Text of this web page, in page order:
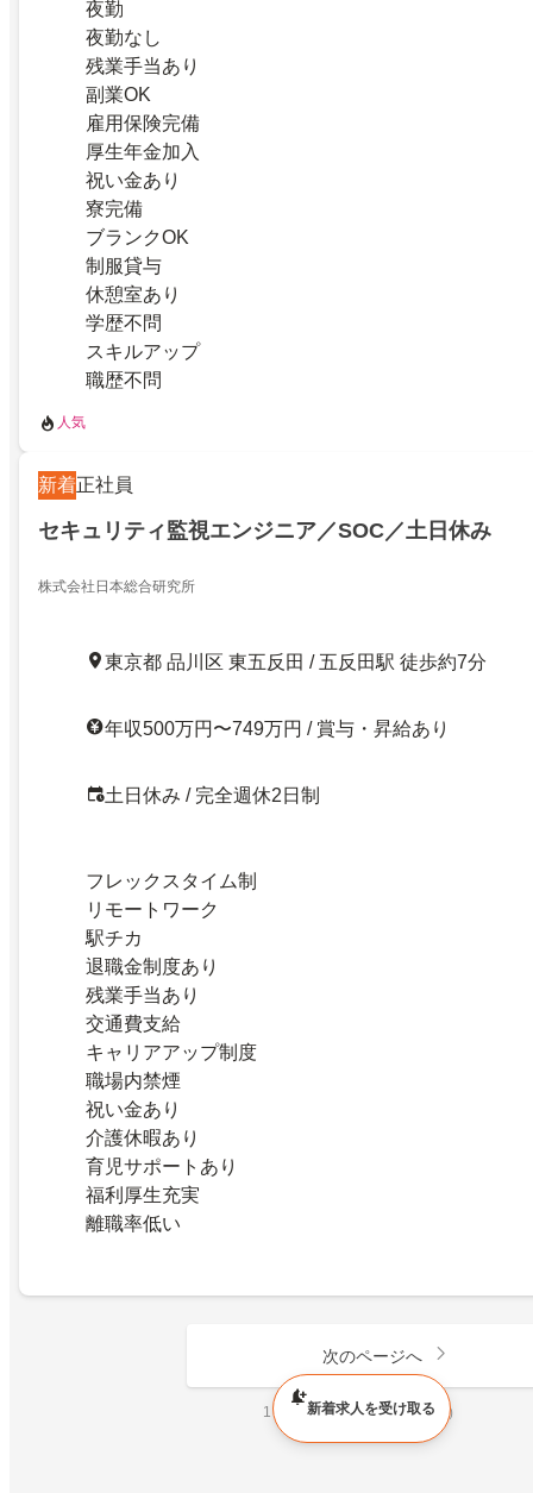
夜勤
夜勤なし
残業手当あり
副業OK
雇用保険完備
厚生年金加入
祝い金あり
寮完備
ブランクOK
制服貸与
休憩室あり
学歴不問
スキルアップ
職歴不問
人気
新着正社員
セキュリティ監視エンジニア／SOC／土日休み
株式会社日本総合研究所
東京都 品川区 東五反田 / 五反田駅 徒歩約7分
年収500万円〜749万円 / 賞与・昇給あり
土日休み / 完全週休2日制
フレックスタイム制
リモートワーク
駅チカ
退職金制度あり
残業手当あり
交通費支給
キャリアアップ制度
職場内禁煙
祝い金あり
介護休暇あり
育児サポートあり
福利厚生充実
離職率低い
次のページへ
1 ページ目（全 1,227,395 件）
新着求人を受け取る